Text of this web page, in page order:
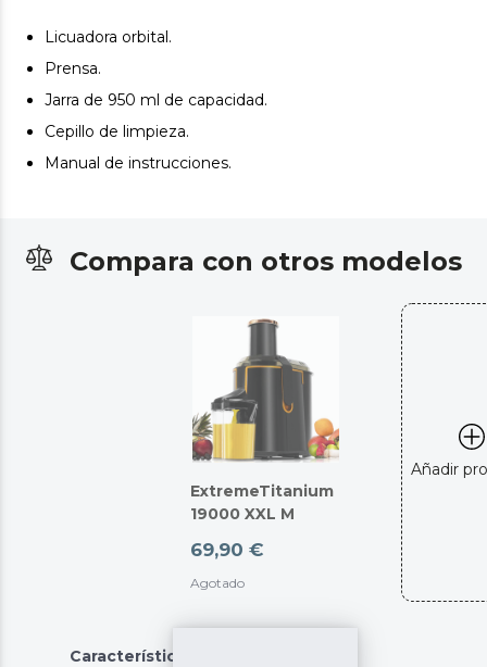
Licuadora orbital.
Prensa.
Jarra de 950 ml de capacidad.
Cepillo de limpieza.
Manual de instrucciones.
Compara con otros modelos
ExtremeTitanium
19000 XXL M
69,90 €
Agotado
Añadir
Características